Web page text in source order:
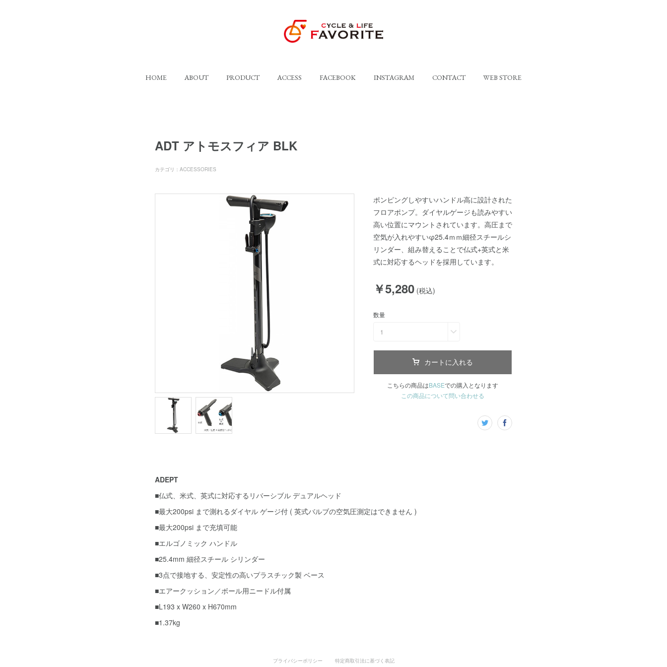
HOME ABOUT PRODUCT ACCESS FACEBOOK INSTAGRAM CONTACT WEB STORE
ADT アトモスフィア BLK
カテゴリ ： ACCESSORIES
ポンピングしやすいハンドル高に設計された
フロアポンプ。ダイヤルゲージも読みやすい
高い位置にマウントされています。高圧まで
空気が入れやすいφ25.4ｍｍ細径スチールシ
リンダー、組み替えることで仏式+英式と米
式に対応するヘッドを採用しています。
￥5,280 (税込)
数量
1
カートに入れる
こちらの商品はBASEでの購入となります
この商品について問い合わせる
ADEPT
■仏式、米式、英式に対応するリバーシブル デュアルヘッド
■最大200psi まで測れるダイヤル ゲージ付 ( 英式バルブの空気圧測定はできません )
■最大200psi まで充填可能
■エルゴノミック ハンドル
■25.4mm 細径スチール シリンダー
■3点で接地する、安定性の高いプラスチック製 ベース
■エアークッション／ボール用ニードル付属
■L193 x W260 x H670mm
■1.37kg
プライバシーポリシー 特定商取引法に基づく表記